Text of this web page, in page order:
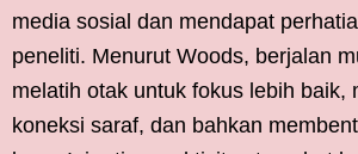
media sosial dan mendapat
peneliti. Menurut Woods, berjalan
melatih otak untuk fokus lebih baik,
koneksi saraf, dan bahkan